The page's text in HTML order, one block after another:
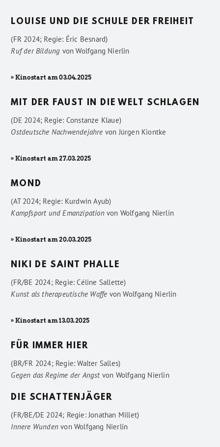
LOUISE UND DIE SCHULE DER FREIHEIT
(FR 2024; Regie: Éric Besnard)
Ruf der Bildung vonWolfgang Nierlin
» Kinostart am 03.04.2025
MIT DER FAUST IN DIE WELT SCHLAGEN
(DE 2024; Regie: Constanze Klaue)
Ostdeutsche Nachwendejahre vonJürgen Kiontke
» Kinostart am 27.03.2025
MOND
(AT 2024; Regie: Kurdwin Ayub)
Kampfsport und Emanzipationvon Wolfgang Nierlin
» Kinostart am 20.03.2025
NIKI DE SAINT PHALLE
(FR/BE 2024; Regie: Céline Sallette)
Kunst als therapeutische Waffe vonWolfgang Nierlin
» Kinostart am 13.03.2025
FÜR IMMER HIER
(BR/FR 2024; Regie: Walter Salles)
Gegen das Regime der Angstvon Wolfgang Nierlin
DIE SCHATTENJÄGER
(FR/BE/DE 2024; Regie: Jonathan Millet)
Innere Wunden vonWolfgang Nierlin